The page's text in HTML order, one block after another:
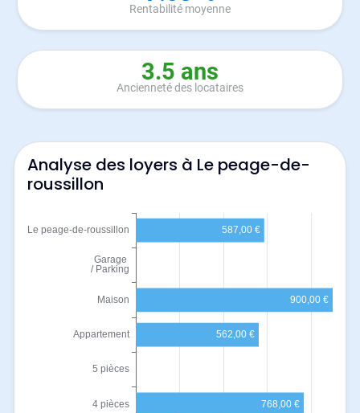
Rentabilité moyenne
3.5 ans
Ancienneté des locataires
Analyse des loyers à Le peage-de-
roussillon